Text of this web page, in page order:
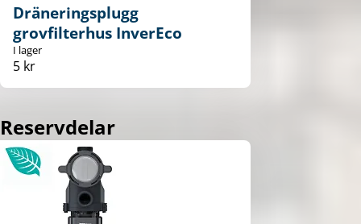
Dräneringsplugg
grovfilterhus InverEco
I lager
5 kr
Reservdelar